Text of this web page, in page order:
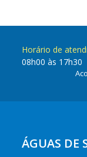
Horário de
08h00 às 17h30
ÁGUAS DE